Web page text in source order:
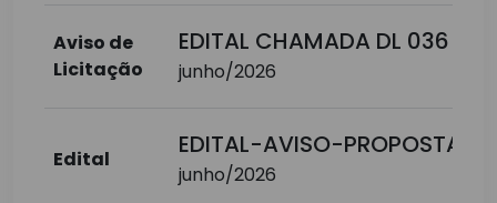
Aviso de
Licitação
EDITAL CHAMADA DL 036
junho/2026
Edital EDITAL-AVISO-PROPOSTA
junho/2026